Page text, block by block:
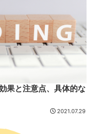
果と注意点、具体的な
2021.07.29